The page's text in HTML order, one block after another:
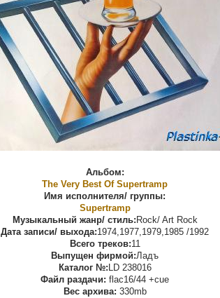
Альбом:
The Very Best Of Supertramp
Имя исполнителя/ группы:
Supertramp
Музыкальный жанр/ стиль: Rock/ Art Rock
Дата записи/ выхода:1974,1977,1979,1985 /1992
Всего треков:11
Выпущен фирмой:Ладъ
Каталог №: LD 238016
Файл раздачи: flac16/44 +cue
Вес архива: 330mb